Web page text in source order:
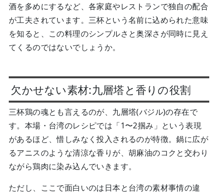
酒を多めにするなど、各家庭やレストランで独自の配合
が工夫されています。三杯という名前に込められた意味
を知ると、この料理のシンプルさと奥深さが同時に見え
てくるのではないでしょうか。
欠かせない素材:九層塔と香りの役割
三杯鶏の魂とも言えるのが、九層塔(バジル)の存在で
す。本場・台湾のレシピでは「1〜2掴み」という表現
があるほど、惜しみなく投入されるのが特徴。鍋に広が
るアニスのような清涼な香りが、胡麻油のコクと交わり
ながら鶏肉に染み込んでいきます。
ただし、ここで面白いのは日本と台湾の素材事情の違